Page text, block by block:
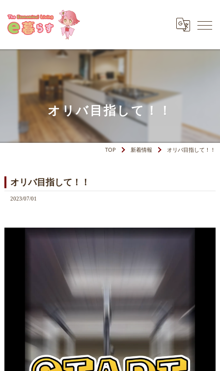
オリバ目指して！！
TOP 新着情報 オリバ目指して！！
オリバ目指して！！
2023/07/01